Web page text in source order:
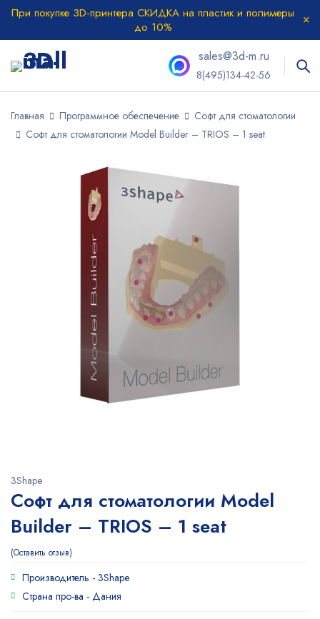
При покупке 3D-принтера СКИДКА на пластик и полимеры
до 10%
sales@3d-m.ru
8(495)134-42-56
Главная Программное обеспечение
Софт для стоматологии
Софт для стоматологии Model Builder – TRIOS – 1 seat
3Shape
Софт для стоматологии Model
Builder – TRIOS – 1 seat
Оставить отзыв
Производитель - 3Shape
Страна про-ва - Дания